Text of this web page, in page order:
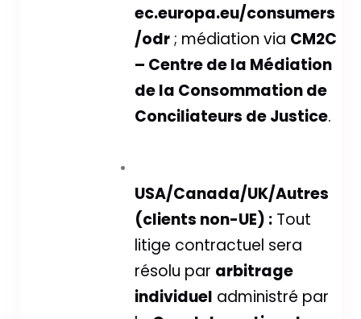
ec.europa.eu/consumers
/odr; médiation via CM2C
– Centre de la Médiation
de la Consommation de
Conciliateurs de Justice.
USA/Canada/UK/Autres
(clients non-UE) :Tout
litige contractuel sera
résolu par arbitrage
individuel administré par